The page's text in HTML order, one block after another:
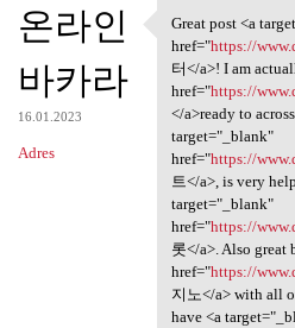
온라인
바카라
16.01.2023
Adres
Great post <a
Great post <a
href="https://
터</a>! I am
href="https://
</a>ready to
target="_blank"
href="https://
트</a>, is very
target="_blank"
href="https://
롯</a>. Also great
href="https://
지노</a> with all
have <a